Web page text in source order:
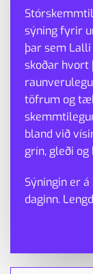
sýning fyrir
þar sem
skoðar hvort
töfrum og
bland við
grín, gleði og
Sýningin er
daginn.